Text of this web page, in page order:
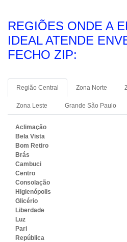
REGIÕES ONDE A
IDEAL ATENDE
FECHO ZIP:
Região Central Zona Norte
Zona Leste Grande São Paulo
Aclimação
Bela Vista
Bom Retiro
Brás
Cambuci
Centro
Consolação
Higienópolis
Glicério
Liberdade
Luz
Pari
República